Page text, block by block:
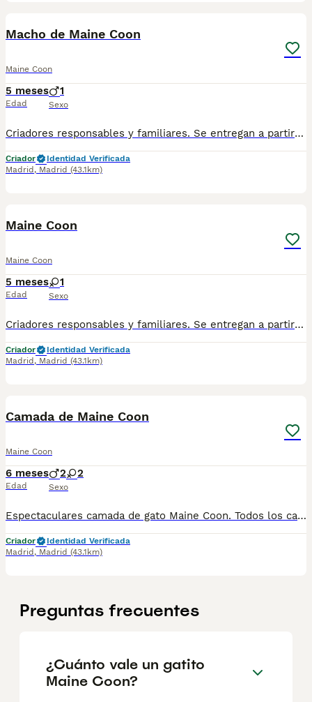
Macho de Maine Coon
Maine Coon
5 meses
Edad
1
Sexo
Criadores responsables y familiares. Se entregan a partir de 2 meses de edad y sus vacunas correspondientes, desparasitados. Todos los cachorros son descendientes de las mejores líneas nacionales. Se entregan en toda España con transporte de alta calidad preparado para animales, van en vehículo climatizado con chófer particular a cargo del comprador. Si tienes dudas o consultas sobre la raza, podemos resolver tus dudas por whats app ;) Abogamos por una cría nacional (no en países del este) en un ambiente familiar con personas con vocación en una cría ética y responsable, y que por encima de todo, aman a los animales Teléfono / Whats app: 641 92 23 90
Criador
Identidad Verificada
Madrid , Madrid (43.1km)
Maine Coon
Maine Coon
5 meses
Edad
1
Sexo
Criadores responsables y familiares. Se entregan a partir de 2 meses de edad y sus vacunas correspondientes, desparasitados. Todos los cachorros son descendientes de las mejores líneas nacionales. Se entregan en toda España con transporte de alta calidad preparado para animales, van en vehículo climatizado con chófer particular a cargo del comprador. Si tienes dudas o consultas sobre la raza, podemos resolver tus dudas por whats app ;) Abogamos por una cría nacional (no en países del este) en un ambiente familiar con personas con vocación en una cría ética y responsable, y que por encima de todo, aman a los animales Teléfono / Whats app: 641 92 23 90
Criador
Identidad Verificada
Madrid , Madrid (43.1km)
Camada de Maine Coon
Maine Coon
6 meses
Edad
2 2
Sexo
Espectaculares camada de gato Maine Coon. Todos los cachorritos se entregan con unos dos meses y medio de edad y sus vacunas correspondientes, desparasitados interna y externamente, con certificado de salud, y garantía tanto por enfermedad vírica como congénito genética. Posibilidad de entregar en toda España mediante transporte propio preparado para animales y con chofer privado. Los precios pueden variar según las características y morfología de cada cachorro. Añádenos al whats app o llámanos, y encantados atenderemos todas tus dudas y consultas. Teléfono / Whats app: 641 92 23 90
Criador
Identidad Verificada
Madrid , Madrid (43.1km)
Preguntas frecuentes
¿Cuánto vale un gatito
Maine Coon?